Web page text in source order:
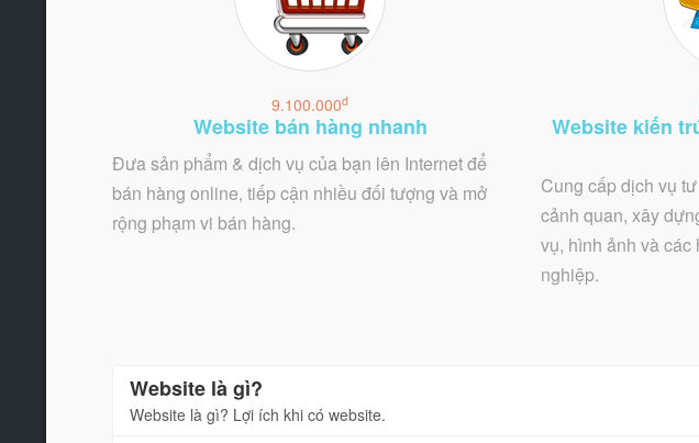
9.100.000đ
Website bán hàng nhanh
Đưa sản phẩm & dịch vụ của bạn lên Internet để
bán hàng online, tiếp cận nhiều đối tượng và mở
rộng phạm vi bán hàng.
Website kiến
Cung cấp dịch vụ
cảnh quan, xây
vụ, hình ảnh và các
nghiệp.
Website là gì?
Website là gì? Lợi ích khi có website.